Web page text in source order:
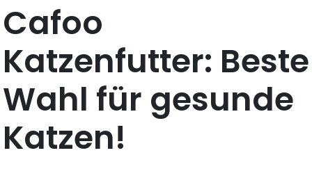
Cafoo
Katzenfutter: Beste
Wahl für gesunde
Katzen!